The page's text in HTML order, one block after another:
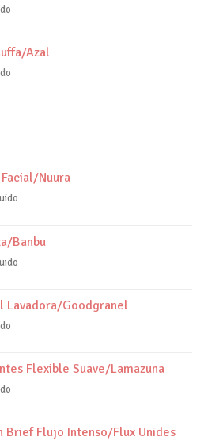
Azal
Nuura
Banbu
Lavadora/Goodgranel
Flexible Suave/Lamazuna
Brief Flujo Intenso/Flux Unides